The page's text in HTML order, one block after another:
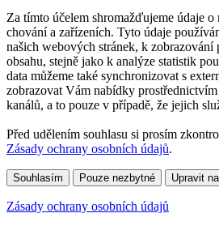
Za tímto účelem shromažďujeme údaje
chování a zařízeních. Tyto údaje
našich webových stránek, k zobrazování
obsahu, stejně jako k analýze statistik
data můžeme také synchronizovat s
zobrazovat Vám nabídky
kanálů, a to pouze v případě, že jejich
Před udělením souhlasu si prosím
Zásady ochrany osobních údajů.
Souhlasím Pouze nezbytné Upravit
Zásady ochrany osobních údajů